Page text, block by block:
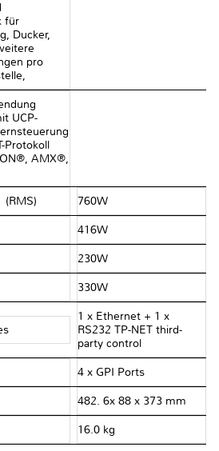
für
Ducker,
pro
UCP-
Protokoll
AMX®,
(RMS) 760W
416W
230W
330W
1 x Ethernet + 1 x
RS232 TP-NET third-
party control
4 x GPI Ports
482. 6x 88 x 373 mm
16.0 kg